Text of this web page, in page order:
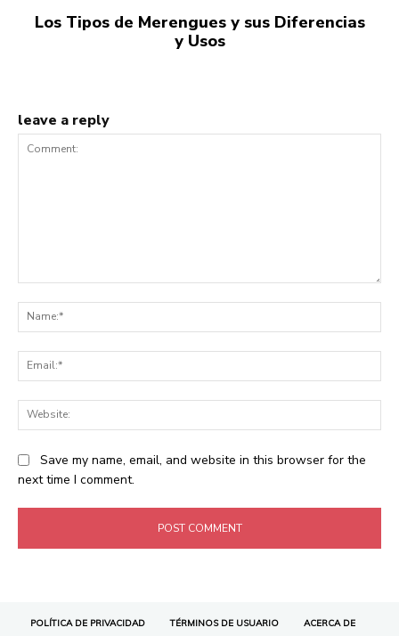
POLÍTICA DE PRIVACIDAD TÉRMINOS DE USUARIO ACERCA DE